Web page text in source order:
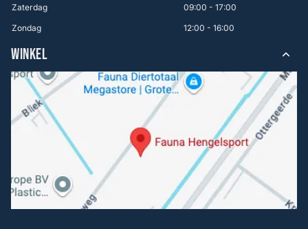
Zaterdag
09:00 - 17:00
Zondag
12:00 - 16:00
WINKEL